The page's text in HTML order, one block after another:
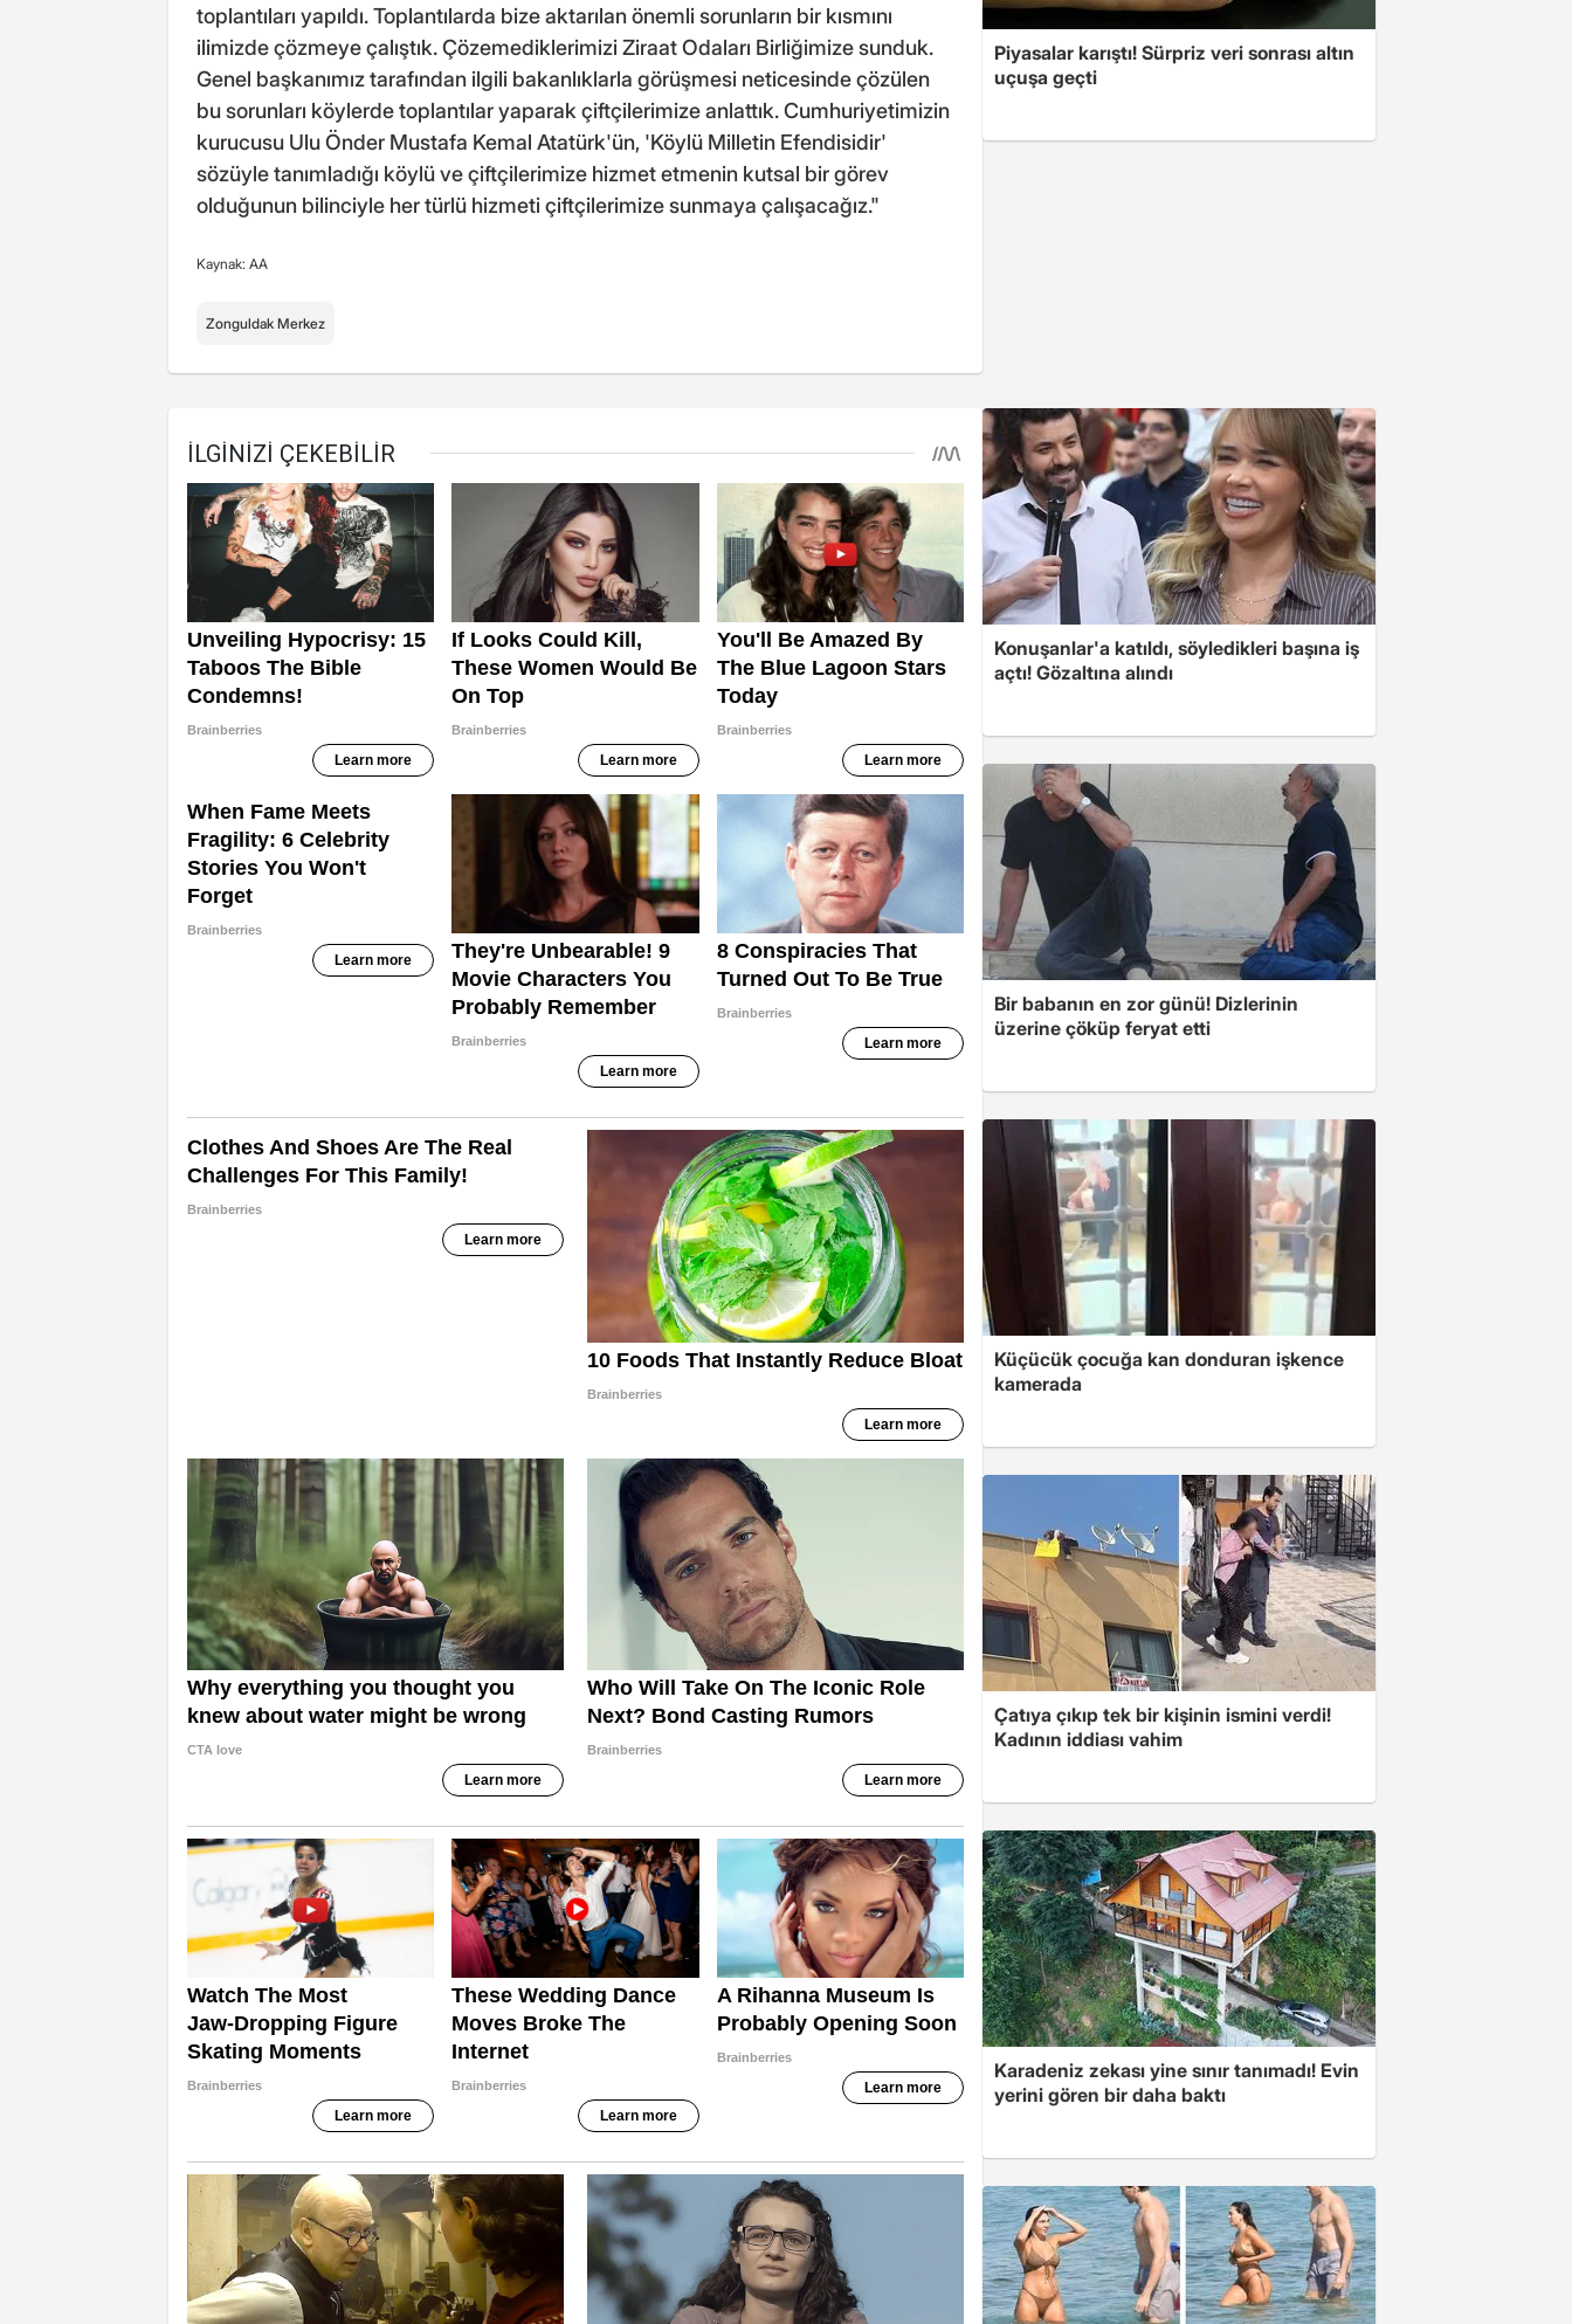
toplantıları yapıldı. Toplantılarda bize aktarılan önemli sorunların bir kısmını
ilimizde çözmeye çalıştık. Çözemediklerimizi Ziraat Odaları Birliğimize sunduk.
Genel başkanımız tarafından ilgili bakanlıklarla görüşmesi neticesinde çözülen
bu sorunları köylerde toplantılar yaparak çiftçilerimize anlattık. Cumhuriyetimizin
kurucusu Ulu Önder Mustafa Kemal Atatürk'ün, 'Köylü Milletin Efendisidir'
sözüyle tanımladığı köylü ve çiftçilerimize hizmet etmenin kutsal bir görev
olduğunun bilinciyle her türlü hizmeti çiftçilerimize sunmaya çalışacağız."
Kaynak: AA
Zonguldak Merkez
Piyasalar karıştı! Sürpriz veri sonrası altın
uçuşa geçti
Konuşanlar'a katıldı, söyledikleri başına iş
açtı! Gözaltına alındı
Bir babanın en zor günü! Dizlerinin
üzerine çöküp feryat etti
Küçücük çocuğa kan donduran işkence
kamerada
Çatıya çıkıp tek bir kişinin ismini verdi!
Kadının iddiası vahim
Karadeniz zekası yine sınır tanımadı! Evin
yerini gören bir daha baktı